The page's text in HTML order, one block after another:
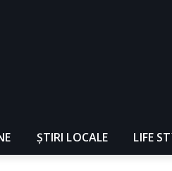
ȘTIRI LOCALE LIFE